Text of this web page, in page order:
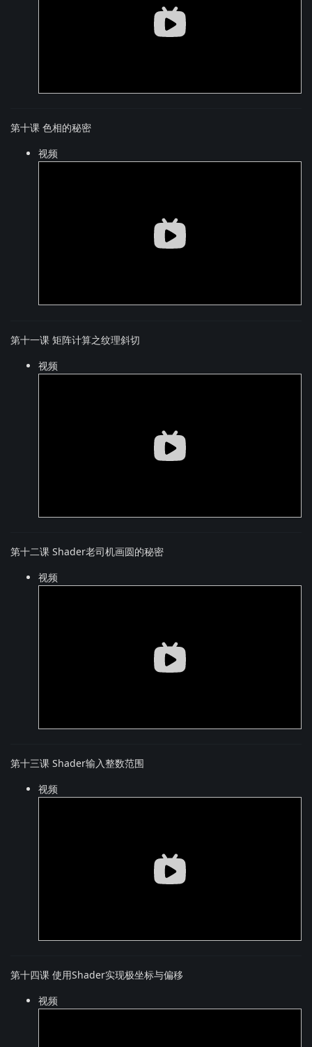
第十课 色相的秘密
视频
第十一课 矩阵计算之纹理斜切
视频
第十二课 Shader老司机画圆的秘密
视频
第十三课 Shader输入整数范围
视频
第十四课 使用Shader实现极坐标与偏移
视频